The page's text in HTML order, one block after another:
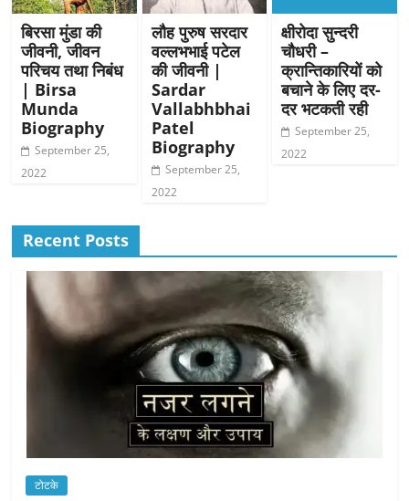
बिरसा मुंडा की
जीवनी, जीवन
परिचय तथा निबंध
| Birsa
Munda
Biography
September 25,
2022
लौह पुरुष सरदार
वल्लभभाई पटेल
की जीवनी |
Sardar
Vallabhbhai
Patel
Biography
September 25,
2022
क्षीरोदा सुन्दरी
चौधरी –
क्रान्तिकारियों को
बचाने के लिए दर-
दर भटकती रही
September 25,
2022
Recent Posts
टोटके